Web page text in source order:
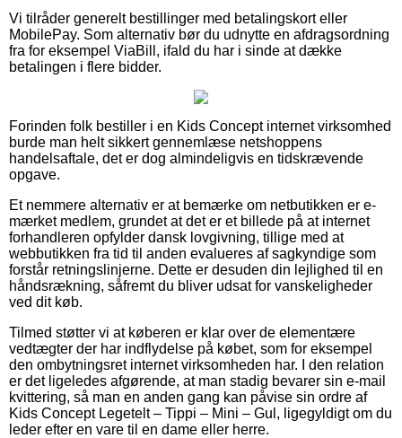
Vi tilråder generelt bestillinger med betalingskort eller
MobilePay. Som alternativ bør du udnytte en afdragsordning
fra for eksempel ViaBill, ifald du har i sinde at dække
betalingen i flere bidder.
Forinden folk bestiller i en Kids Concept internet virksomhed
burde man helt sikkert gennemlæse netshoppens
handelsaftale, det er dog almindeligvis en tidskrævende
opgave.
Et nemmere alternativ er at bemærke om netbutikken er e-
mærket medlem, grundet at det er et billede på at internet
forhandleren opfylder dansk lovgivning, tillige med at
webbutikken fra tid til anden evalueres af sagkyndige som
forstår retningslinjerne. Dette er desuden din lejlighed til en
håndsrækning, såfremt du bliver udsat for vanskeligheder
ved dit køb.
Tilmed støtter vi at køberen er klar over de elementære
vedtægter der har indflydelse på købet, som for eksempel
den ombytningsret internet virksomheden har. I den relation
er det ligeledes afgørende, at man stadig bevarer sin e-mail
kvittering, så man en anden gang kan påvise sin ordre af
Kids Concept Legetelt – Tippi – Mini – Gul, ligegyldigt om du
leder efter en vare til en dame eller herre.